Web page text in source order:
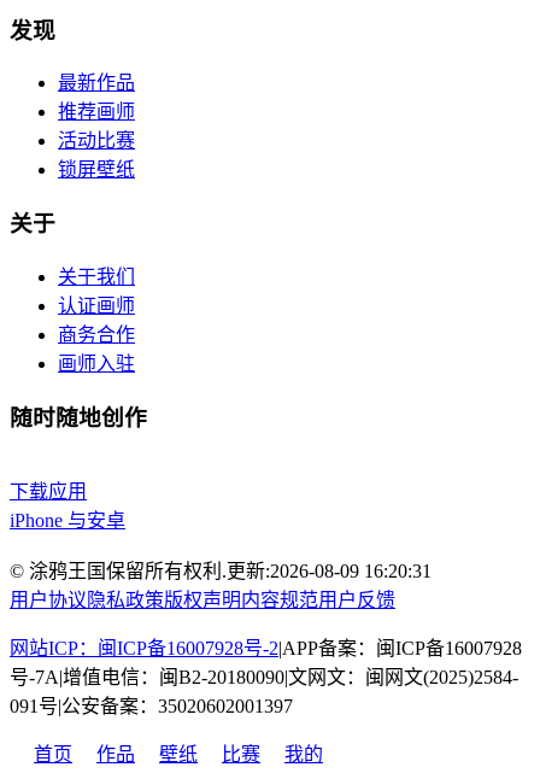
发现
最新作品
推荐画师
活动比赛
锁屏壁纸
关于
关于我们
认证画师
商务合作
画师入驻
随时随地创作
下载应用
iPhone 与安卓
© 涂鸦王国保留所有权利.更新:2026-08-09 16:20:31
用户协议 隐私政策版权声明内容规范用户反馈
网站ICP：闽ICP备16007928号-2|APP备案：闽ICP备16007928
号-7A|增值电信：闽B2-20180090|文网文：闽网文(2025)2584-
091号|公安备案：35020602001397
首页 作品 壁纸 比赛 我的